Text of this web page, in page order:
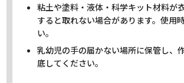
粘土や塗料・液体・科学キット材料が
すると取れない場合があります。使用
い。
乳幼児の手の届かない場所に保管し、
底してください。